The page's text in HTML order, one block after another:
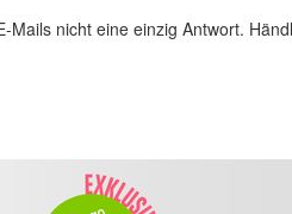
nicht eine einzig Antwort.